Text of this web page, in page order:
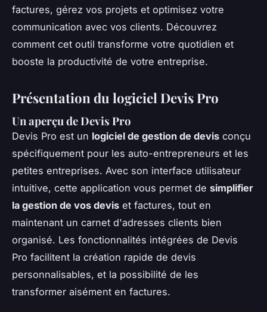
factures, gérez vos projets et optimisez votre
communication avec vos clients. Découvrez
comment cet outil transforme votre quotidien et
booste la productivité de votre entreprise.
Présentation du logiciel Devis Pro
Un aperçu de Devis Pro
Devis Pro est un logiciel de gestion de devis conçu
spécifiquement pour les auto-entrepreneurs et les
petites entreprises. Avec son interface utilisateur
intuitive, cette application vous permet de simplifier
la gestion de vos devis et factures, tout en
maintenant un carnet d'adresses clients bien
organisé. Les fonctionnalités intégrées de Devis
Pro facilitent la création rapide de devis
personnalisables, et la possibilité de les
transformer aisément en factures.